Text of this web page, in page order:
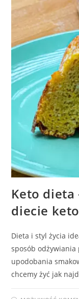
Keto dieta
diecie
Dieta i styl życia
sposób odżywiania
upodobania
chcemy żyć jak